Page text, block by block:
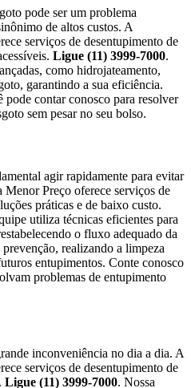
pode ser um problema
de altos custos. A
serviços de desentupimento de
Ligue (11) 3999-7000.
como hidrojateamento,
garantindo a sua eficiência.
contar conosco para resolver
sem pesar no seu bolso.
agir rapidamente para evitar
Preço oferece serviços de
práticas e de baixo custo.
utiliza técnicas eficientes para
o fluxo adequado da
realizando a limpeza
entupimentos. Conte conosco
problemas de entupimento
inconveniência no dia a dia. A
serviços de desentupimento de
Ligue (11) 3999-7000. Nossa